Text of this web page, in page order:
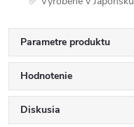
Parametre produktu
Hodnotenie
Diskusia